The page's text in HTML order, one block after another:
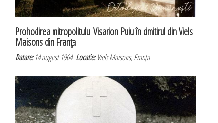
Prohodirea mitropolitului Visarion Puiu în cimitirul din Viels
Maisons din Franţa
Datare:14 august 1964Locatie:Viels Maisons, Franţa